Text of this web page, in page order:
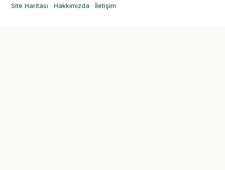
Site Haritası · Hakkımızda · İletişim